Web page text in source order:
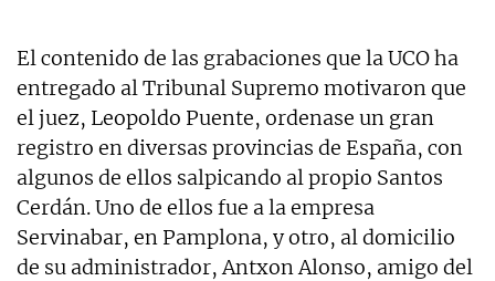
El contenido de las grabaciones que la UCO ha
entregado al Tribunal Supremo motivaron que
el juez, Leopoldo Puente, ordenase un gran
registro en diversas provincias de España, con
algunos de ellos salpicando al propio Santos
Cerdán. Uno de ellos fue a la empresa
Servinabar, en Pamplona, y otro, al domicilio
de su administrador, Antxon Alonso, amigo del